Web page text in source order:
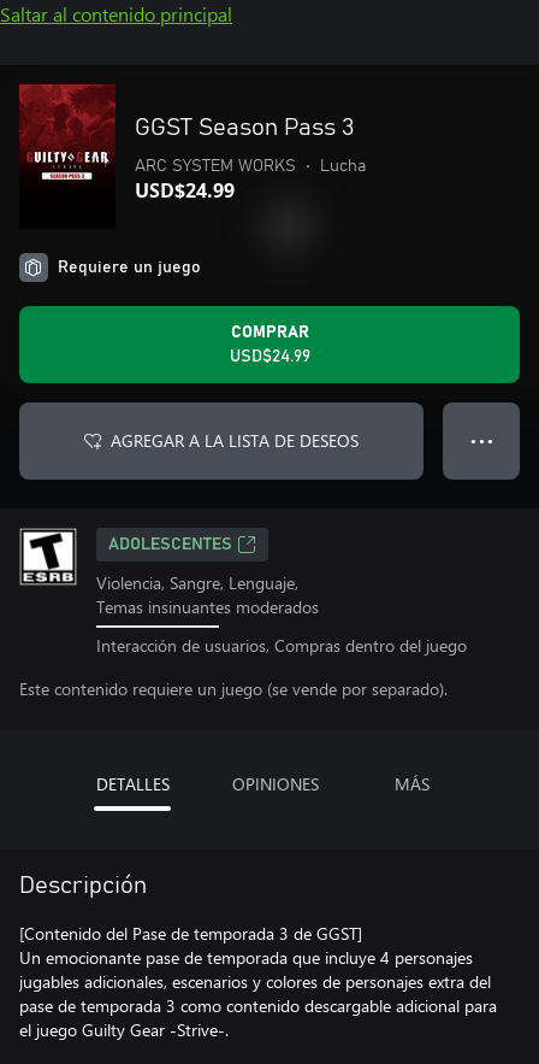
Saltar al contenido principal
GGST Season Pass 3
ARC SYSTEM WORKS • Lucha
USD$24.99
Requiere un juego
COMPRAR
USD$24.99
AGREGAR A LA LISTA DE DESEOS ● ● ●
ADOLESCENTES
Violencia, Sangre, Lenguaje,
Temas insinuantes moderados
Interacción de usuarios, Compras dentro del juego
Este contenido requiere un juego (se vende por separado).
DETALLES OPINIONES MÁS
Descripción
[Contenido del Pase de temporada 3 de GGST]
Un emocionante pase de temporada que incluye 4 personajes
jugables adicionales, escenarios y colores de personajes extra del
pase de temporada 3 como contenido descargable adicional para
el juego Guilty Gear -Strive-.